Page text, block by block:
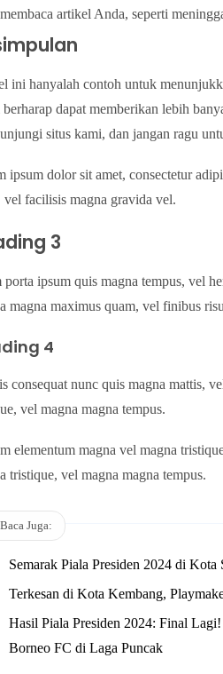
membaca artikel Anda, seperti
ini hanyalah contoh untuk
dapat memberikan lebih
situs kami, dan jangan ragu
ipsum dolor sit amet, consectetur
vel facilisis magna gravida vel.
3
porta ipsum quis magna tempus, vel
magna maximus quam, vel finibus
4
consequat nunc quis magna mattis,
vel magna magna tempus.
elementum magna vel magna
tristique, vel magna magna tempus.
Baca Juga:
Semarak Piala Presiden 2024 di
Terkesan di Kota Kembang,
Hasil Piala Presiden 2024: Final
Borneo FC di Laga Puncak